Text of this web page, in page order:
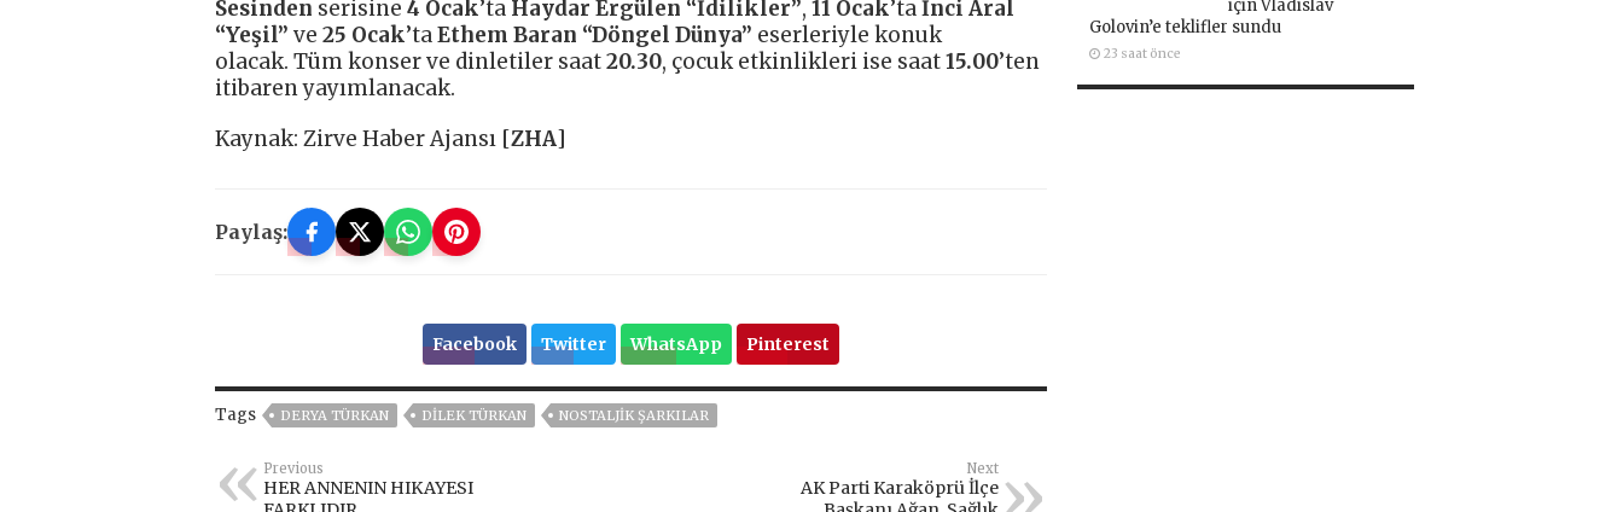
Sesinden serisine 4 Ocak’ta Haydar Ergülen “İdilikler”, 11 Ocak’taİnci Aral
“Yeşil” ve 25 Ocak’taEthem Baran “Döngel Dünya” eserleriyle konuk
olacak. Tüm konser ve dinletiler saat20.30, çocuk etkinlikleri ise saat15.00’ten
itibaren yayımlanacak.
Kaynak: Zirve Haber Ajansı [ZHA]
Paylaş:
Facebook Twitter WhatsApp Pinterest
Tags DERYA TÜRKAN DILEK TÜRKAN NOSTALJIK ŞARKILAR
Previous
HER ANNENIN HIKAYESI
Next
AK Parti Karaköprü İlçe
için Vladislav
Golovin’e teklifler sundu
23 saat önce